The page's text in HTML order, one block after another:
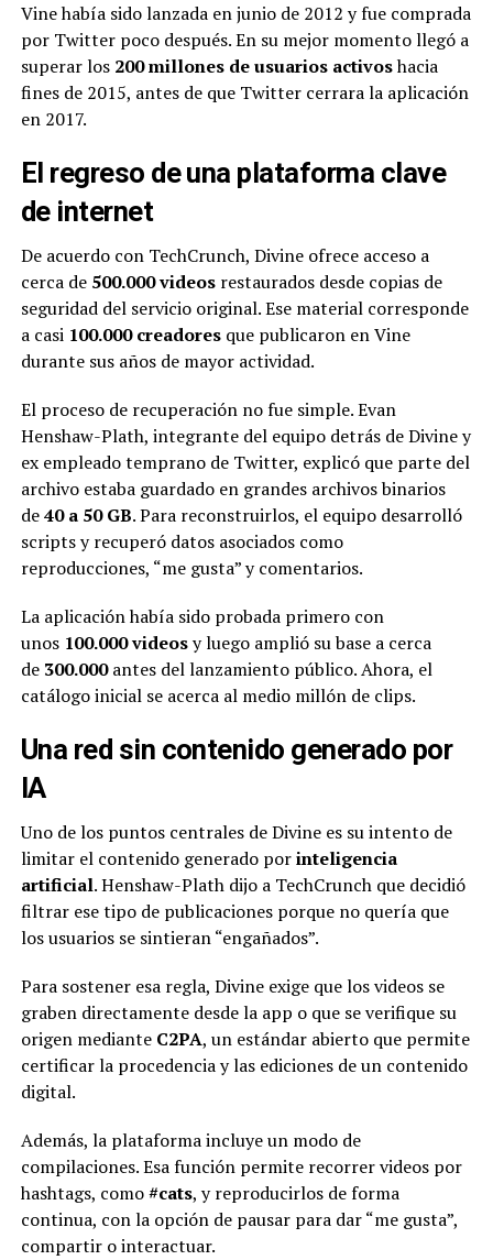
Vine había sido lanzada en junio de 2012 y fue comprada
por Twitter poco después. En su mejor momento llegó a
superar los 200 millones de usuarios activoshacia
fines de 2015, antes de que Twitter cerrara la aplicación
en 2017.
El regreso de una plataforma clave
de internet
De acuerdo con TechCrunch, Divine ofrece acceso a
cerca de 500.000 videosrestaurados desde copias de
seguridad del servicio original. Ese material corresponde
a casi 100.000 creadoresque publicaron en Vine
durante sus años de mayor actividad.
El proceso de recuperación no fue simple. Evan
Henshaw-Plath, integrante del equipo detrás de Divine y
ex empleado temprano de Twitter, explicó que parte del
archivo estaba guardado en grandes archivos binarios
de40 a 50 GB. Para reconstruirlos, el equipo desarrolló
scripts y recuperó datos asociados como
reproducciones, “me gusta” y comentarios.
La aplicación había sido probada primero con
unos 100.000 videosy luego amplió su base a cerca
de 300.000antes del lanzamiento público. Ahora, el
catálogo inicial se acerca al medio millón de clips.
Una red sin contenido generado por
IA
Uno de los puntos centrales de Divine es su intento de
limitar el contenido generado porinteligencia
artificial. Henshaw-Plath dijo a TechCrunch que decidió
filtrar ese tipo de publicaciones porque no quería que
los usuarios se sintieran “engañados”.
Para sostener esa regla, Divine exige que los videos se
graben directamente desde la app o que se verifique su
origen mediante C2PA, un estándar abierto que permite
certificar la procedencia y las ediciones de un contenido
digital.
Además, la plataforma incluye un modo de
compilaciones. Esa función permite recorrer videos por
hashtags, como#cats, y reproducirlos de forma
continua, con la opción de pausar para dar “me gusta”,
compartir o interactuar.